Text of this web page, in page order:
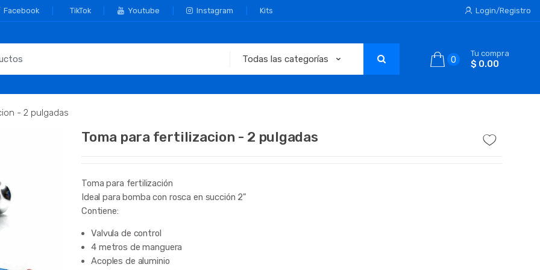
Facebook TikTok Youtube Instagram Kits Login/Registro
0
Tu compra
$ 0.00
- 2 pulgadas
Toma para fertilizacion - 2 pulgadas
Toma para fertilización
Ideal para bomba con rosca en succión 2"
Contiene:
Valvula de control
4 metros de manguera
Acoples de aluminio